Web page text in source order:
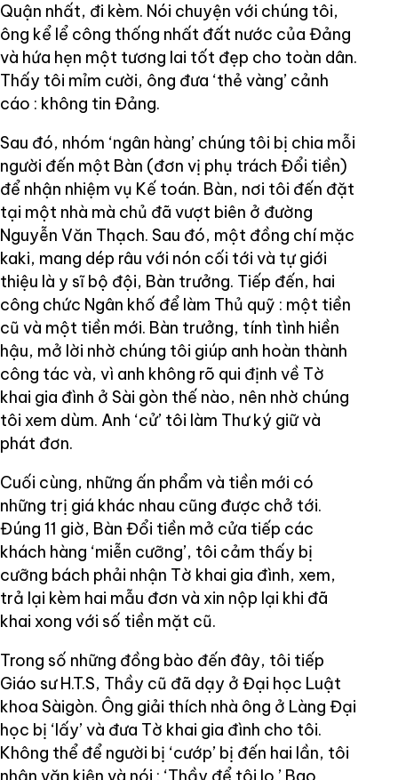
Quận nhất, đi kèm. Nói chuyện với chúng tôi,
ông kể lể công thống nhất đất nước của Đảng
và hứa hẹn một tương lai tốt đẹp cho toàn dân.
Thấy tôi mỉm cười, ông đưa ‘thẻ vàng’ cảnh
cáo : không tin Đảng.
Sau đó, nhóm ‘ngân hàng’ chúng tôi bị chia mỗi
người đến một Bàn (đơn vị phụ trách Đổi tiền)
để nhận nhiệm vụ Kế toán. Bàn, nơi tôi đến đặt
tại một nhà mà chủ đã vượt biên ở đường
Nguyễn Văn Thạch. Sau đó, một đồng chí mặc
kaki, mang dép râu với nón cối tới và tự giới
thiệu là y sĩ bộ đội, Bàn trưởng. Tiếp đến, hai
công chức Ngân khố để làm Thủ quỹ : một tiền
cũ và một tiền mới. Bàn trưởng, tính tình hiền
hậu, mở lời nhờ chúng tôi giúp anh hoàn thành
công tác và, vì anh không rõ qui định về Tờ
khai gia đình ở Sài gòn thế nào, nên nhờ chúng
tôi xem dùm. Anh ‘cử’ tôi làm Thư ký giữ và
phát đơn.
Cuối cùng, những ấn phẩm và tiền mới có
những trị giá khác nhau cũng được chở tới.
Đúng 11 giờ, Bàn Đổi tiền mở cửa tiếp các
khách hàng ‘miễn cưỡng’, tôi cảm thấy bị
cưỡng bách phải nhận Tờ khai gia đình, xem,
trả lại kèm hai mẫu đơn và xin nộp lại khi đã
khai xong với số tiền mặt cũ.
Trong số những đồng bào đến đây, tôi tiếp
Giáo sư H.T.S, Thầy cũ đã dạy ở Đại học Luật
khoa Sàigòn. Ông giải thích nhà ông ở Làng Đại
học bị ‘lấy’ và đưa Tờ khai gia đình cho tôi.
Không thể để người bị ‘cướp’ bị đến hai lần, tôi